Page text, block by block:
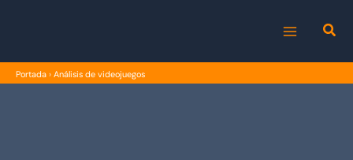
MENU
Portada › Análisis de videojuegos